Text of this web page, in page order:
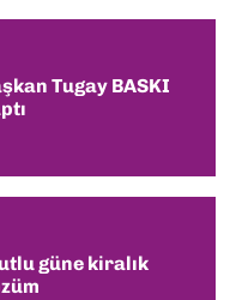
Tugay BASKI
güne kiralık